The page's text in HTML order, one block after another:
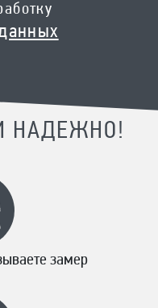
НАДЕЖНО!
замер